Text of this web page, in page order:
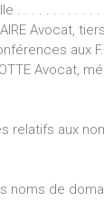
. . . . . . . . . . . .
Avocat,
aux
Avocat,
relatifs aux
noms de